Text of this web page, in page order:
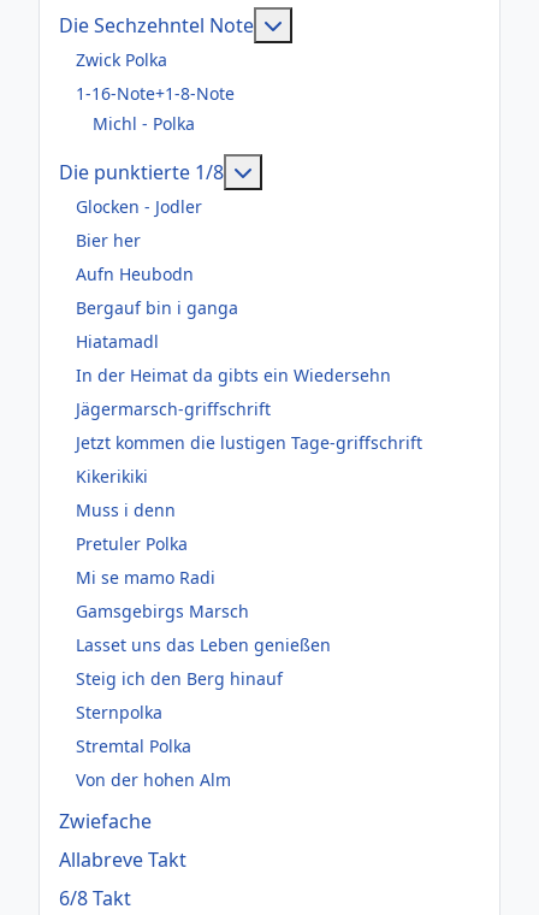
Die Sechzehntel Note
Zwick Polka
1-16-Note+1-8-Note
Michl - Polka
Die punktierte 1/8
Glocken - Jodler
Bier her
Aufn Heubodn
Bergauf bin i ganga
Hiatamadl
In der Heimat da gibts ein Wiedersehn
Jägermarsch-griffschrift
Jetzt kommen die lustigen Tage-griffschrift
Kikerikiki
Muss i denn
Pretuler Polka
Mi se mamo Radi
Gamsgebirgs Marsch
Lasset uns das Leben genießen
Steig ich den Berg hinauf
Sternpolka
Stremtal Polka
Von der hohen Alm
Zwiefache
Allabreve Takt
6/8 Takt